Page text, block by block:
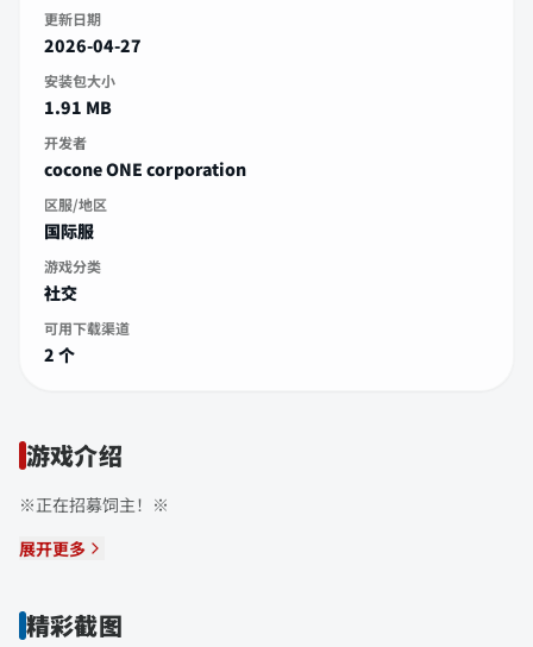
更新日期
2026-04-27
安装包大小
1.91 MB
开发者
cocone ONE corporation
区服/地区
国际服
游戏分类
社交
可用下载渠道
2 个
游戏介绍
※正在招募饲主！※
展开更多
精彩截图